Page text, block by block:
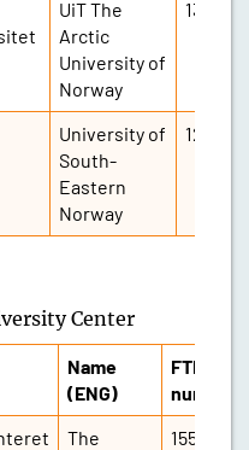
UiT The
Arctic
University of
Norway
13 088
University of
South-
Eastern
Norway
12 758
Center
Name
(ENG)
FTE
number
The
155